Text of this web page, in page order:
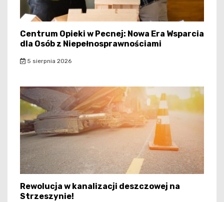
Centrum Opieki w Pecnej: Nowa Era Wsparcia
dla Osób z Niepełnosprawnościami
5 sierpnia 2026
Rewolucja w kanalizacji deszczowej na
Strzeszynie!